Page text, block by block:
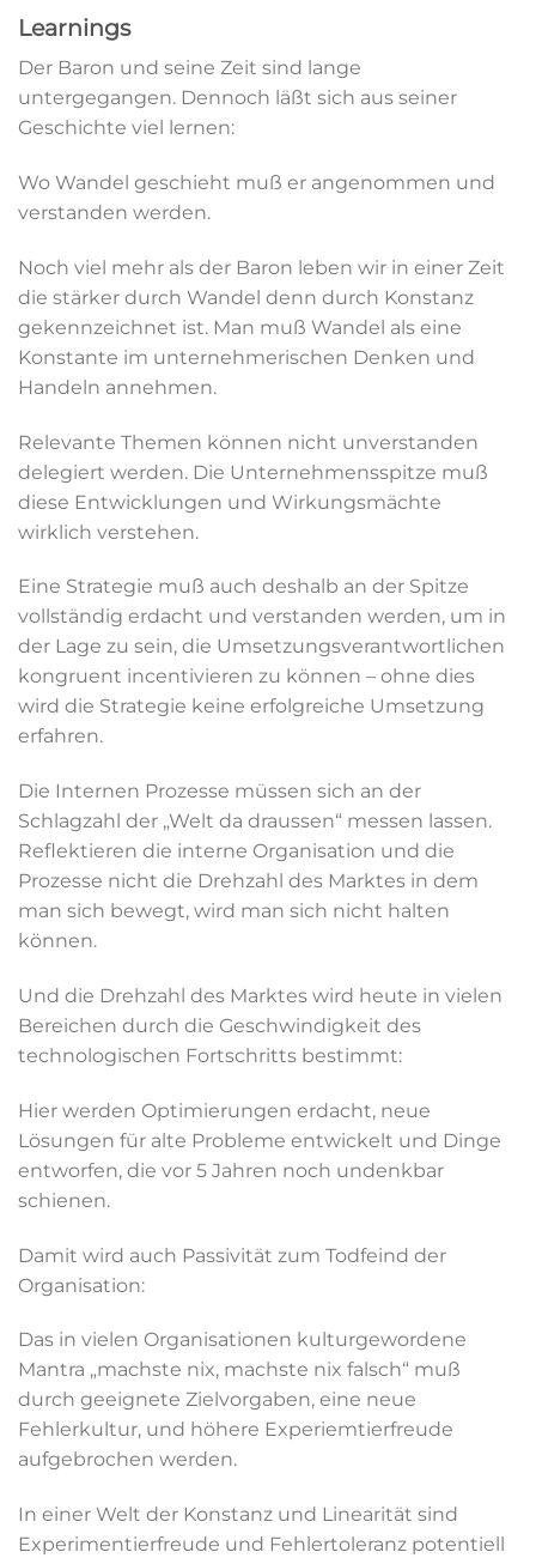
Learnings
Der Baron und seine Zeit sind lange
untergegangen. Dennoch läßt sich aus seiner
Geschichte viel lernen:
Wo Wandel geschieht muß er angenommen und
verstanden werden.
Noch viel mehr als der Baron leben wir in einer Zeit
die stärker durch Wandel denn durch Konstanz
gekennzeichnet ist. Man muß Wandel als eine
Konstante im unternehmerischen Denken und
Handeln annehmen.
Relevante Themen können nicht unverstanden
delegiert werden. Die Unternehmensspitze muß
diese Entwicklungen und Wirkungsmächte
wirklich verstehen.
Eine Strategie muß auch deshalb an der Spitze
vollständig erdacht und verstanden werden, um in
der Lage zu sein, die Umsetzungsverantwortlichen
kongruent incentivieren zu können – ohne dies
wird die Strategie keine erfolgreiche Umsetzung
erfahren.
Die Internen Prozesse müssen sich an der
Schlagzahl der „Welt da draussen“ messen lassen.
Reflektieren die interne Organisation und die
Prozesse nicht die Drehzahl des Marktes in dem
man sich bewegt, wird man sich nicht halten
können.
Und die Drehzahl des Marktes wird heute in vielen
Bereichen durch die Geschwindigkeit des
technologischen Fortschritts bestimmt:
Hier werden Optimierungen erdacht, neue
Lösungen für alte Probleme entwickelt und Dinge
entworfen, die vor 5 Jahren noch undenkbar
schienen.
Damit wird auch Passivität zum Todfeind der
Organisation:
Das in vielen Organisationen kulturgewordene
Mantra „machste nix, machste nix falsch“ muß
durch geeignete Zielvorgaben, eine neue
Fehlerkultur, und höhere Experiemtierfreude
aufgebrochen werden.
In einer Welt der Konstanz und Linearität sind
Experimentierfreude und Fehlertoleranz potentiell